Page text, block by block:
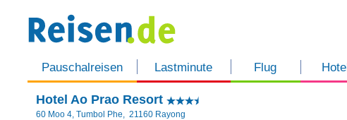
Pauschalreisen Lastminute Flug Hotel
Hotel Ao Prao Resort
60 Moo 4, Tumbol Phe, 21160 Rayong